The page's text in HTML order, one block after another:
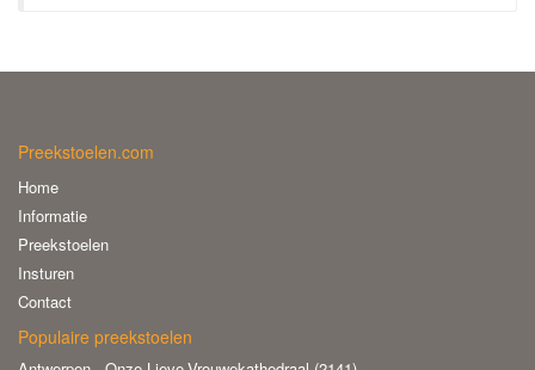
Preekstoelen.com
Home
Informatie
Preekstoelen
Insturen
Contact
Populaire preekstoelen